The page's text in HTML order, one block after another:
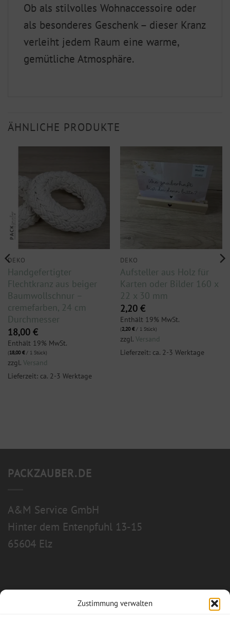
Zustimmung verwalten
Ob als stilvolles Wohnaccessoire oder
als besonderes Geschenk – dieser Kranz
verleiht jedem Raum eine warme,
gemütliche Atmosphäre.
ÄHNLICHE PRODUKTE
DEKO
Handgefertigter
Flechtkranz aus beiger
Baumwollschnur –
cremefarben, 24 cm
Durchmesser
18,00 €
Enthält 19% MwSt.
(18,00€/ 1 Stück)
zzgl. Versand
Lieferzeit: ca. 2-3 Werktage
DEKO
Aufsteller aus Holz für
Karten oder Bilder 160 x
22 x 30 mm
2,20 €
Enthält 19% MwSt.
(2,20€/ 1 Stück)
zzgl. Versand
Lieferzeit: ca. 2-3 Werktage
PACKZAUBER.DE
A&M Service GmbH
Hinter dem Entenpfuhl 13-15
65604 Elz
Allgemeine Geschäftsbedingungen